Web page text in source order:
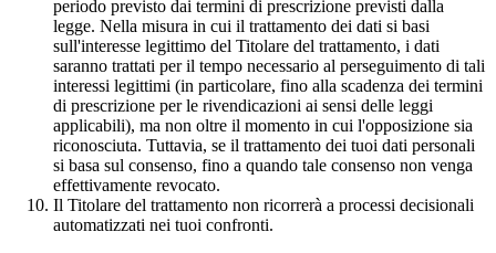
periodo previsto dai termini di prescrizione previsti dalla
legge. Nella misura in cui il trattamento dei dati si basi
sull'interesse legittimo del Titolare del trattamento, i dati
saranno trattati per il tempo necessario al perseguimento di tali
interessi legittimi (in particolare, fino alla scadenza dei termini
di prescrizione per le rivendicazioni ai sensi delle leggi
applicabili), ma non oltre il momento in cui l'opposizione sia
riconosciuta. Tuttavia, se il trattamento dei tuoi dati personali
si basa sul consenso, fino a quando tale consenso non venga
effettivamente revocato.
Il Titolare del trattamento non ricorrerà a processi decisionali
automatizzati nei tuoi confronti.